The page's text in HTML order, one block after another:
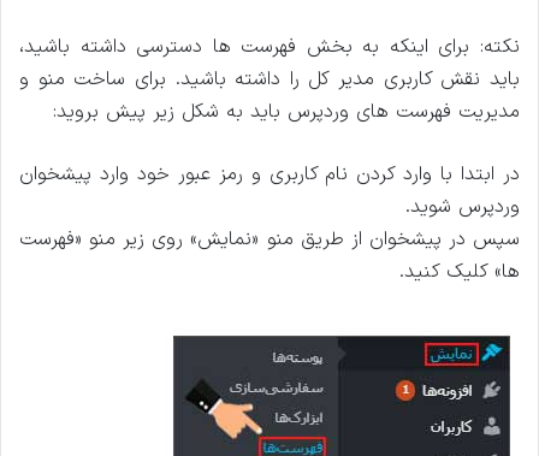
نکته: برای اینکه به بخش فهرست ها دسترسی داشته باشید،
باید نقش کاربری مدیر کل را داشته باشید. برای ساخت منو و
مدیریت فهرست های وردپرس باید به شکل زیر پیش بروید:
در ابتدا با وارد کردن نام کاربری و رمز عبور خود وارد پیشخوان
وردپرس شوید.
سپس در پیشخوان از طریق منو «نمایش» روی زیر منو «فهرست
ها» کلیک کنید.